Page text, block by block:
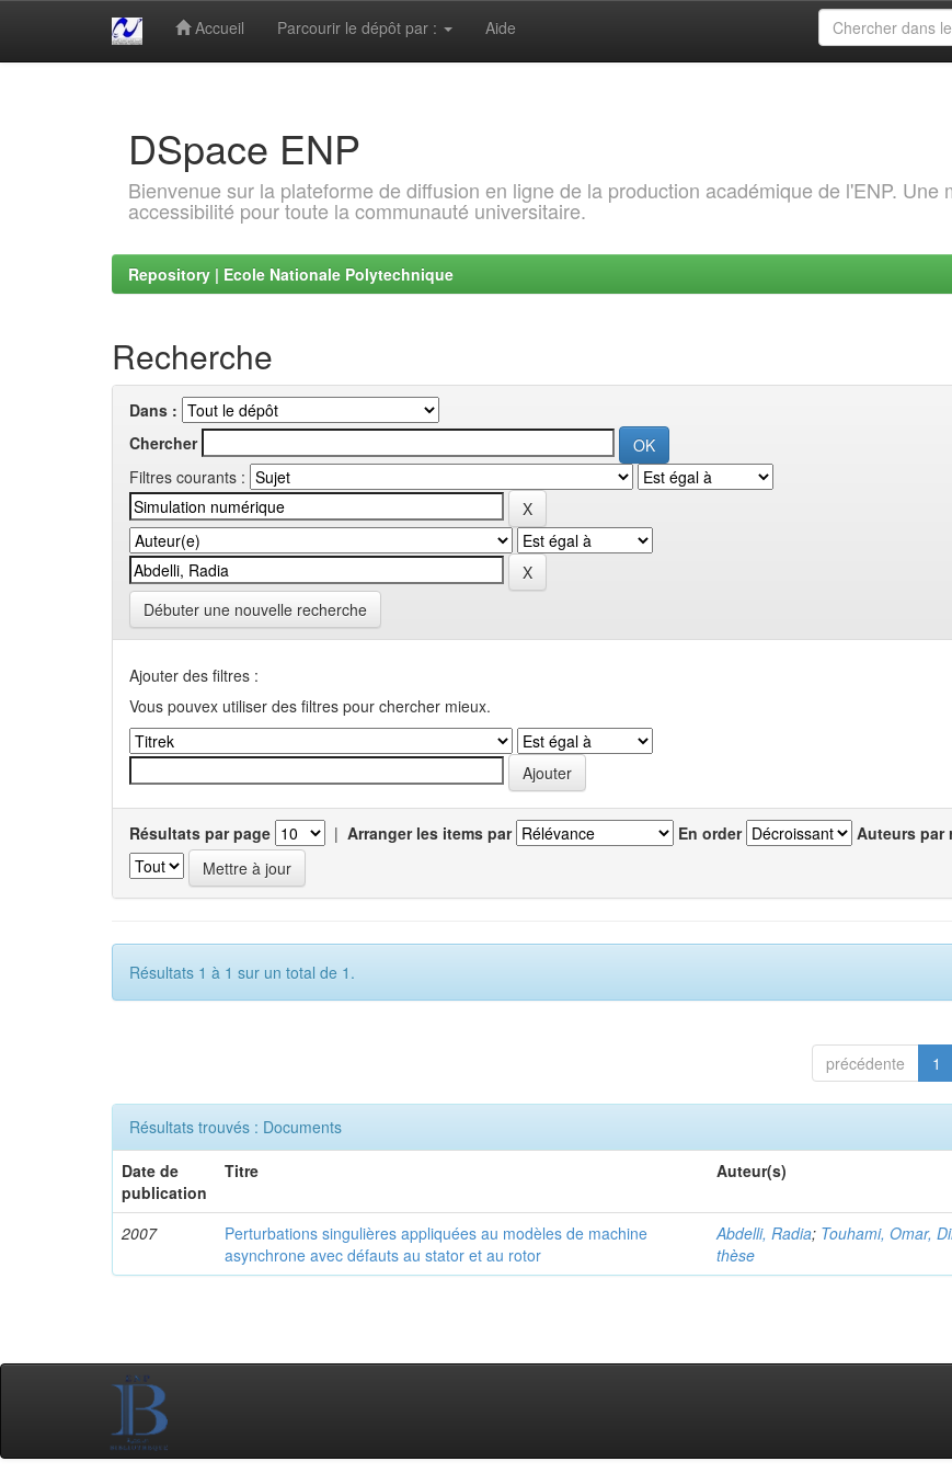
Accueil Parcourir le dépôt par : Aide
DSpace ENP
Bienvenue sur la plateforme de diffusion en ligne de la production académique de l'ENP. Une
accessibilité pour toute la communauté universitaire.
Repository | Ecole Nationale Polytechnique
Recherche
Dans :
Chercher
Filtres courants :
Débuter une nouvelle recherche
Ajouter des filtres :
Vous pouvex utiliser des filtres pour chercher mieux.
Résultats par page | Arranger les items par En order Auteurs par
Résultats 1 à 1 sur un total de 1.
précédente 1
Résultats trouvés : Documents
Date de
publication
Titre Auteur(s)
2007
Perturbations singulières appliquées au modèles de machine
asynchrone avec défauts au stator et au rotor
Abdelli, Radia; Touhami, Omar,
thèse